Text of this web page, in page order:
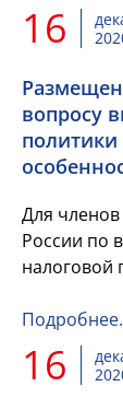
16
вопросу
Для
России по
налоговой
16